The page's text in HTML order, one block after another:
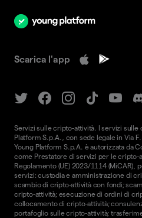
Scarica l'app
Servizi sulle cripto-attività. I servizi sulle
Platform S.p.A., con sede legale in Via
Young Platform S.p.A. è autorizzata da
come Prestatore di servizi per le cripto-
Regolamento (UE) 2023/1114 (MiCAR),
servizi: custodia e amministrazione di
scambio di cripto-attività con fondi;
cripto-attività; esecuzione di ordini di
collocamento di cripto-attività;
portafoglio sulle cripto-attività;